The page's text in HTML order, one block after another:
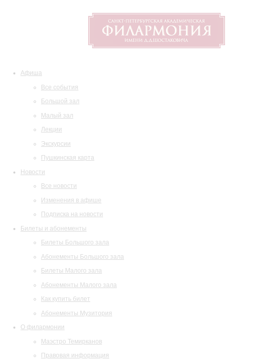
Афиша
Все события
Большой зал
Малый зал
Лекции
Экскурсии
Пушкинская карта
Новости
Все новости
Изменения в афише
Подписка на новости
Билеты и абонементы
Билеты Большого зала
Абонементы Большого зала
Билеты Малого зала
Абонементы Малого зала
Как купить билет
Абонементы Музитория
О филармонии
Маэстро Темирканов
Правовая информация